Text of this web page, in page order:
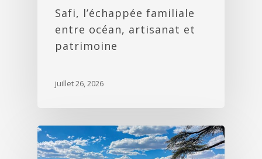
Safi, l’échappée familiale
entre océan, artisanat et
patrimoine
juillet 26, 2026